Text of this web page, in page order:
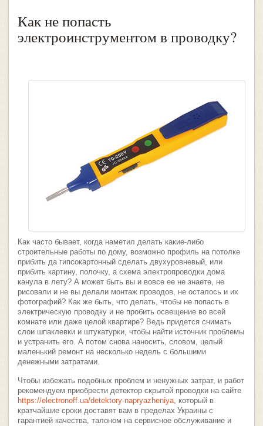
Как не попасть
электроинструментом в проводку?
Как часто бывает, когда наметил делать какие-либо
строительные работы по дому, возможно профиль на потолке
прибить да гипсокартонный сделать двухуровневый, или
прибить картину, полочку, а схема электропроводки дома
канула в лету? А может быть вы и вовсе ее не знаете, не
рисовали и не вы делали монтаж проводов, не осталось и их
фотографий? Как же быть, что делать, чтобы не попасть в
электрическую проводку и не пробить освещение во всей
комнате или даже целой квартире? Ведь придется снимать
слои шпаклевки и штукатурки, чтобы найти источник проблемы
и устранить его. А потом снова наносить, словом, целый
маленький ремонт на несколько недель с большими
денежными затратами.
Чтобы избежать подобных проблем и ненужных затрат, и работ
рекомендуем приобрести детектор скрытой проводки на сайте
https://electronoff.ua/detektory-napryazheniya, который в
кратчайшие сроки доставят вам в пределах Украины с
гарантией качества, талоном на сервисное обслуживание и